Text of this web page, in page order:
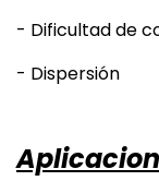
- Dificultad de
- Dispersión